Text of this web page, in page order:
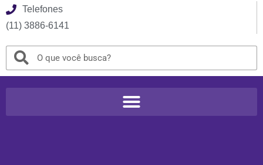
Telefones
(11) 3886-6141